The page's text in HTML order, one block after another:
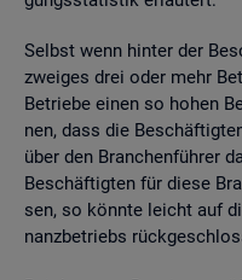
Selbst wenn hin­ter der
zwei­ges drei oder mehr
Be­trie­be einen so hohen
nen, dass die
über den Bran­chen­füh­rer
Be­schäf­tig­ten für diese
sen, so könn­te leicht auf
nanz­be­triebs